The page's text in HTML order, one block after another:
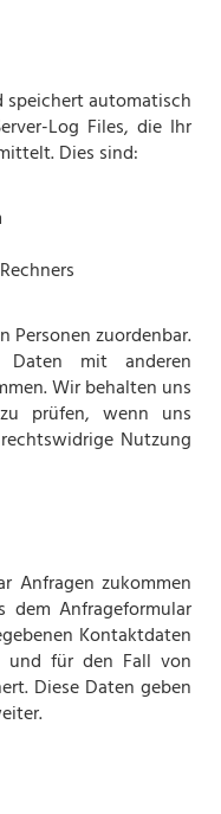
speichert automatisch
Log Files, die Ihr
Dies sind:
Personen zuordenbar.
Daten mit anderen
Wir behalten uns
prüfen, wenn uns
Nutzung
Anfragen zukommen
dem Anfrageformular
Kontaktdaten
und für den Fall von
Diese Daten geben